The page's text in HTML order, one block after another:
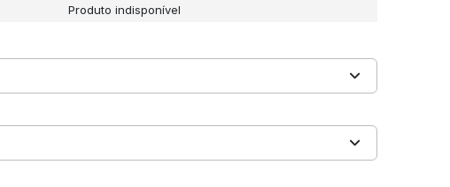
Produto indisponível